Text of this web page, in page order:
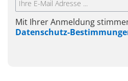
Mit Ihrer Anmeldung
Datenschutz-